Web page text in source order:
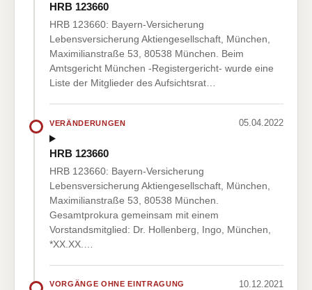
HRB 123660
HRB 123660: Bayern-Versicherung
Lebensversicherung Aktiengesellschaft, München,
Maximilianstraße 53, 80538 München. Beim
Amtsgericht München -Registergericht- wurde eine
Liste der Mitglieder des Aufsichtsrat…
VERÄNDERUNGEN 05.04.2022
HRB 123660
HRB 123660: Bayern-Versicherung
Lebensversicherung Aktiengesellschaft, München,
Maximilianstraße 53, 80538 München.
Gesamtprokura gemeinsam mit einem
Vorstandsmitglied: Dr. Hollenberg, Ingo, München,
*XX.XX.…
VORGÄNGE OHNE EINTRAGUNG 10.12.2021